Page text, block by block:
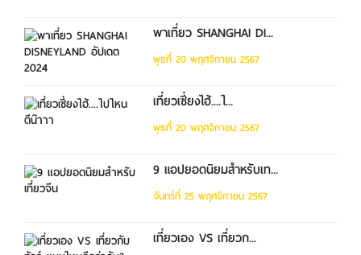
พาเที่ยว SHANGHAI DI...
พุธที่ 20 พฤศจิกายน 2567
เที่ยวเซี่ยงไฮ้....ไ...
พุธที่ 20 พฤศจิกายน 2567
9 แอปยอดนิยมสำหรับเท...
จันทร์ที่ 25 พฤศจิกายน 2567
เที่ยวเอง VS เที่ยวก...